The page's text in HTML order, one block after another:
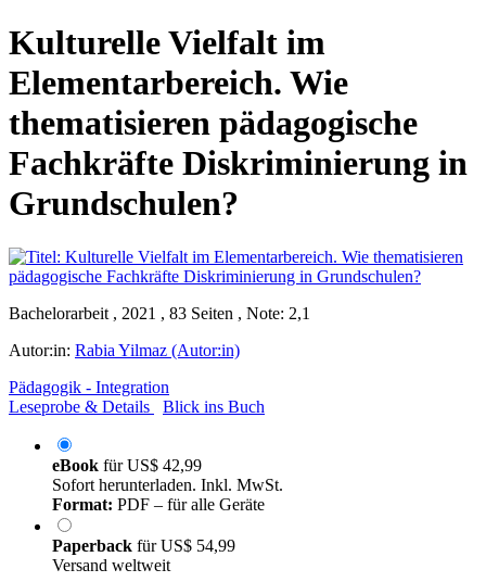
Kulturelle Vielfalt im
Elementarbereich. Wie
thematisieren pädagogische
Fachkräfte Diskriminierung in
Grundschulen?
Bachelorarbeit , 2021 , 83 Seiten , Note: 2,1
Autor:in: Rabia Yilmaz (Autor:in)
Pädagogik - Integration
Leseprobe & Details
Blick ins Buch
eBook fürUS$ 42,99
Sofort herunterladen. Inkl. MwSt.
Format: PDF – für alle Geräte
Paperback fürUS$ 54,99
Versand weltweit